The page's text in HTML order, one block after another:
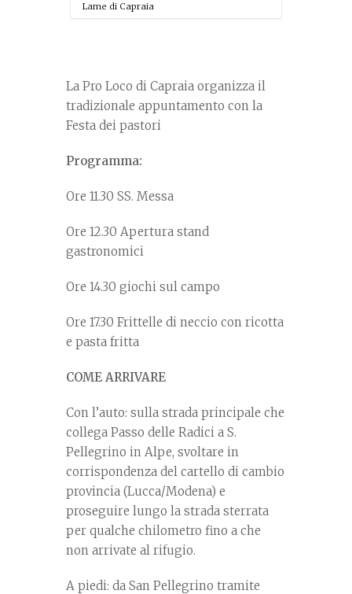
Lame di Capraia
La Pro Loco di Capraia organizza il
tradizionale appuntamento con la
Festa dei pastori
Programma:
Ore 11.30 SS. Messa
Ore 12.30 Apertura stand
gastronomici
Ore 14.30 giochi sul campo
Ore 17.30 Frittelle di neccio con ricotta
e pasta fritta
COME ARRIVARE
Con l’auto: sulla strada principale che
collega Passo delle Radici a S.
Pellegrino in Alpe, svoltare in
corrispondenza del cartello di cambio
provincia (Lucca/Modena) e
proseguire lungo la strada sterrata
per qualche chilometro fino a che
non arrivate al rifugio.
A piedi: da San Pellegrino tramite